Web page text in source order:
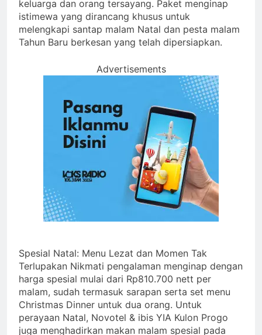
keluarga dan orang tersayang. Paket menginap
istimewa yang dirancang khusus untuk
melengkapi santap malam Natal dan pesta malam
Tahun Baru berkesan yang telah dipersiapkan.
Advertisements
Spesial Natal: Menu Lezat dan Momen Tak
Terlupakan Nikmati pengalaman menginap dengan
harga spesial mulai dari Rp810.700 nett per
malam, sudah termasuk sarapan serta set menu
Christmas Dinner untuk dua orang. Untuk
perayaan Natal, Novotel & ibis YIA Kulon Progo
juga menghadirkan makan malam spesial pada